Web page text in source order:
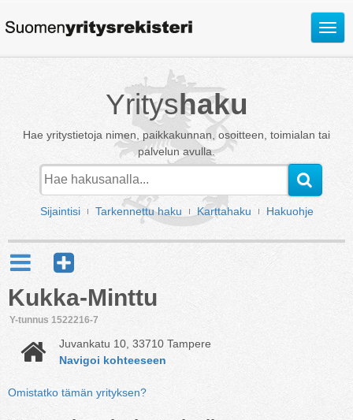
Avaa
Yrityshaku
Hae yritystietoja nimen, paikkakunnan, osoitteen, toimialan tai
palvelun avulla.
Sijaintisi Tarkennettu haku Karttahaku Hakuohje
Kukka-Minttu
Y-tunnus 1522216-7
Juvankatu 10, 33710 Tampere
Navigoi kohteeseen
Omistatko tämän yrityksen?